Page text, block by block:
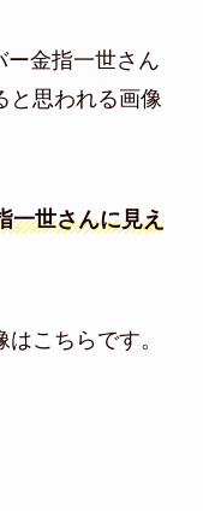
ー金指一世さん
と思われる画像
一世さんに見え
こちらです。